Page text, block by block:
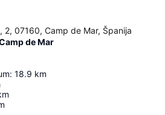
2, 07160, Camp de Mar, Španija
de Mar
: 18.9 km